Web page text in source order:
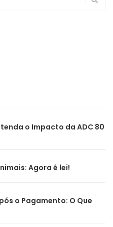
o Impacto da ADC 80
Agora é lei!
o Pagamento: O Que